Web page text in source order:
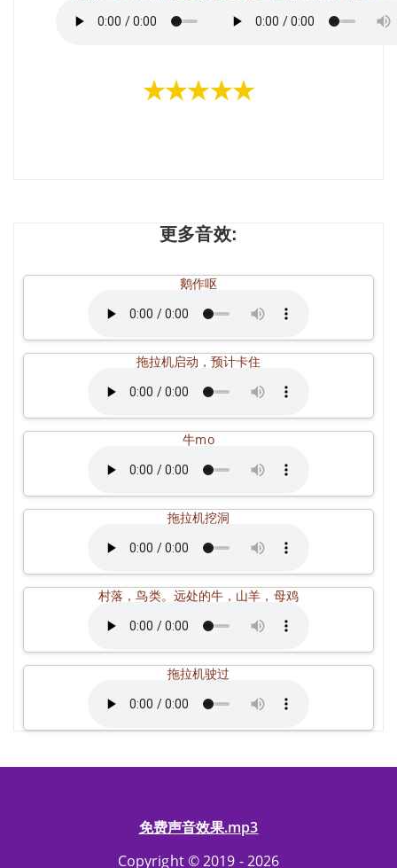
★★★★★
更多音效:
鹅作呕
拖拉机启动，预计卡住
牛mo
拖拉机挖洞
村落，鸟类。远处的牛，山羊，母鸡
拖拉机驶过
免费声音效果.mp3
Copyright © 2019 - 2026